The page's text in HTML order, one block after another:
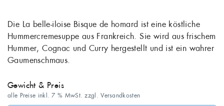
Die La belle-iloise Bisque de homard ist eine köstliche
Hummercremesuppe aus Frankreich. Sie wird aus frischem
Hummer, Cognac und Curry hergestellt und ist ein wahrer
Gaumenschmaus.
Gewicht & Preis
alle Preise inkl. 7 % MwSt. zzgl. Versandkosten